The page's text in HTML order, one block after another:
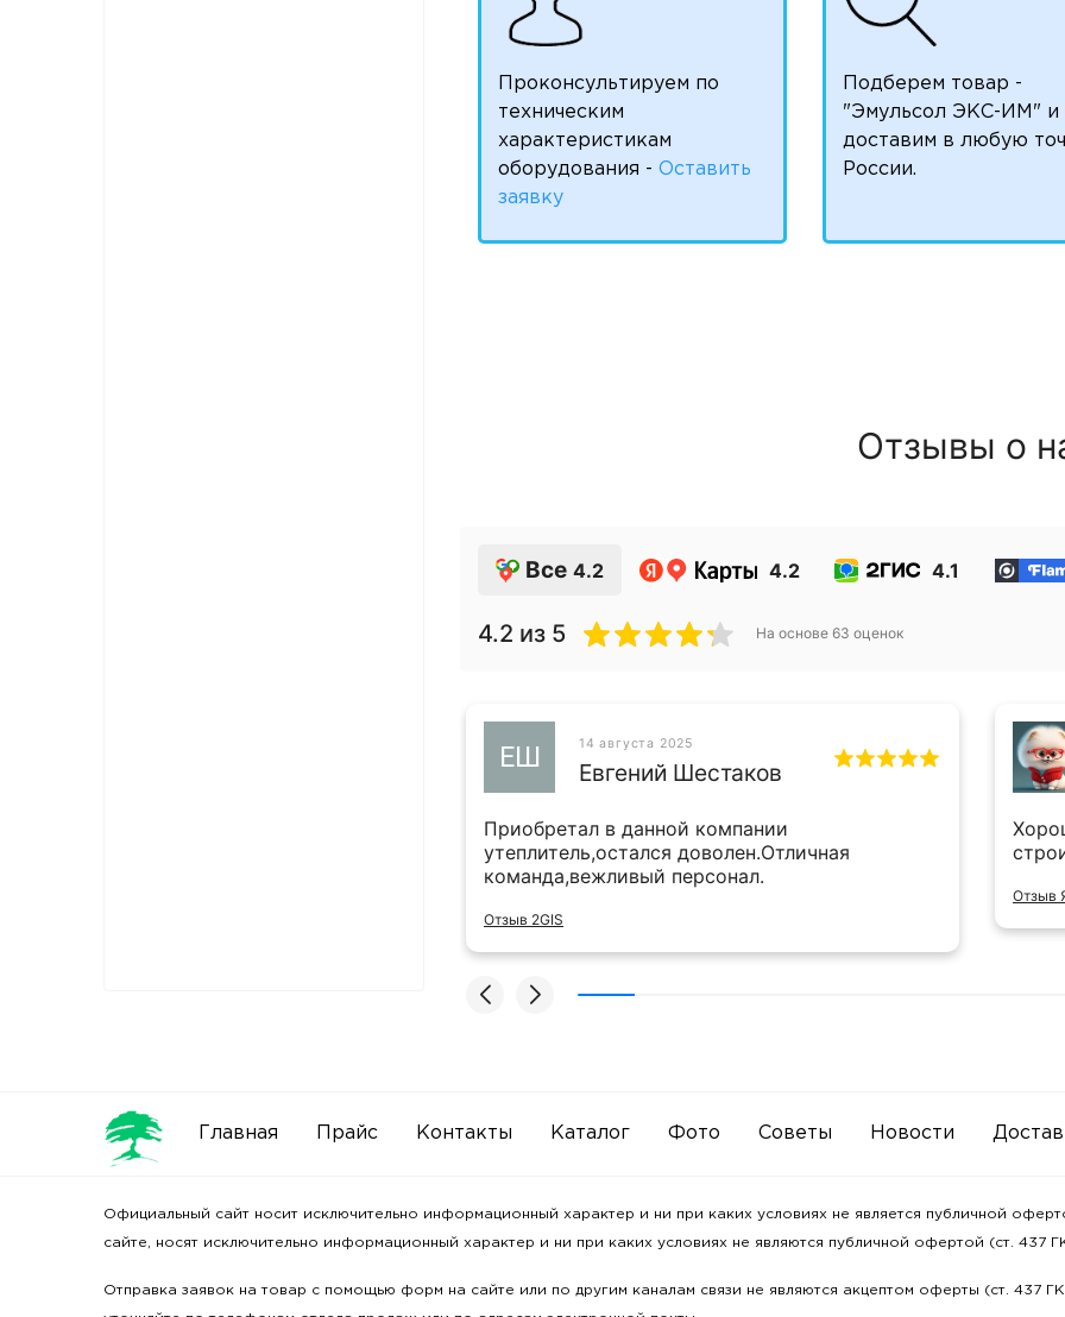
Проконсультируем по
техническим
характеристикам
оборудования - Оставить
заявку
Подберем товар -
"Эмульсол ЭКС-ИМ" и
доставим в любую
России.
Отзывы о
Все 4.2 4.2 4.1
4.2 из 5 На основе 63 оценок
ЕШ 14 августа 2025
Евгений Шестаков
Приобретал в данной компании
утеплитель,остался доволен.Отличная
команда,вежливый персонал.
Отзыв 2GIS
Отзыв
Главная Прайс Контакты Каталог Фото Советы Новости
Официальный сайт носит исключительно информационный характер и ни при каких условиях не является публичной
сайте, носят исключительно информационный характер и ни при каких условиях не являются публичной офертой (ст. 437
Отправка заявок на товар с помощью форм на сайте или по другим каналам связи не являются акцептом оферты (ст. 437